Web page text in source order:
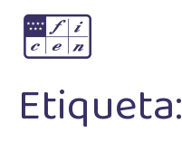
Etiqueta: